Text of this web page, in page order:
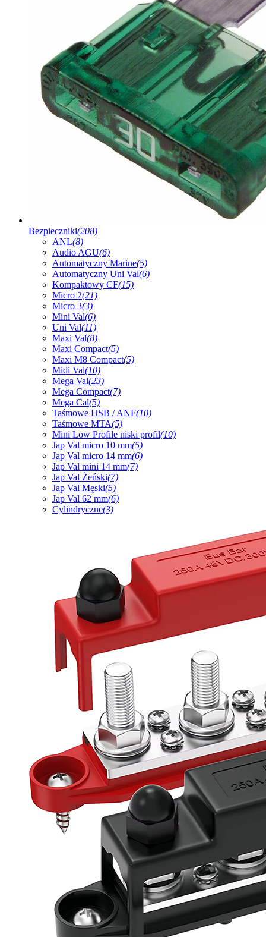
Bezpieczniki(208)
ANL(8)
Audio AGU(6)
Automatyczny Marine(5)
Automatyczny Uni Val(6)
Kompaktowy CF(15)
Micro 2(21)
Micro 3(3)
Mini Val(6)
Uni Val(11)
Maxi Val(8)
Maxi Compact(5)
Maxi M8 Compact(5)
Midi Val(10)
Mega Val(23)
Mega Compact(7)
Mega Cal(5)
Taśmowe HSB / ANF(10)
Taśmowe MTA(5)
Mini Low Profile niski profil(10)
Jap Val micro 10 mm(5)
Jap Val micro 14 mm(6)
Jap Val mini 14 mm(7)
Jap Val Żeński(7)
Jap Val Męski(5)
Jap Val 62 mm(6)
Cylindryczne(3)